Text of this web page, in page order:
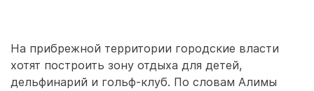
На прибрежной территории городские власти
хотят построить зону отдыха для детей,
дельфинарий и гольф-клуб. По словам Алимы